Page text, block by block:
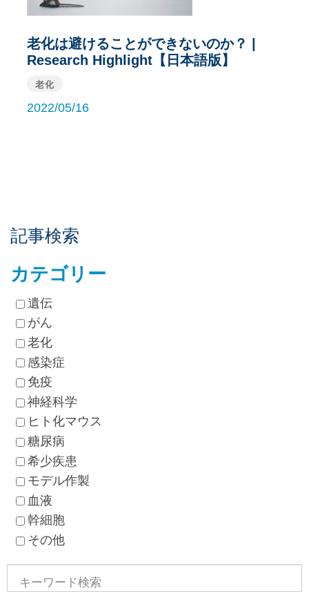
老化は避けることができないのか？ |
Research Highlight【日本語版】
老化
2022/05/16
記事検索
カテゴリー
遺伝
がん
老化
感染症
免疫
神経科学
ヒト化マウス
糖尿病
希少疾患
モデル作製
血液
幹細胞
その他